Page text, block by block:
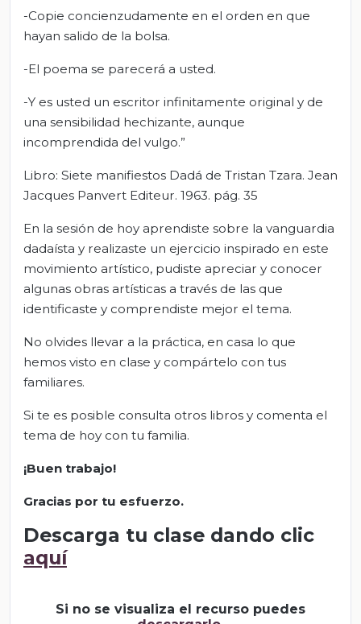
-Copie concienzudamente en el orden en que
hayan salido de la bolsa.
-El poema se parecerá a usted.
-Y es usted un escritor infinitamente original y de
una sensibilidad hechizante, aunque
incomprendida del vulgo.”
Libro: Siete manifiestos Dadá de Tristan Tzara. Jean
Jacques Panvert Editeur. 1963. pág. 35
En la sesión de hoy aprendiste sobre la vanguardia
dadaísta y realizaste un ejercicio inspirado en este
movimiento artístico, pudiste apreciar y conocer
algunas obras artísticas a través de las que
identificaste y comprendiste mejor el tema.
No olvides llevar a la práctica, en casa lo que
hemos visto en clase y compártelo con tus
familiares.
Si te es posible consulta otros libros y comenta el
tema de hoy con tu familia.
¡Buen trabajo!
Gracias por tu esfuerzo.
Descarga tu clase dando clic
aquí
Si no se visualiza el recurso puedes